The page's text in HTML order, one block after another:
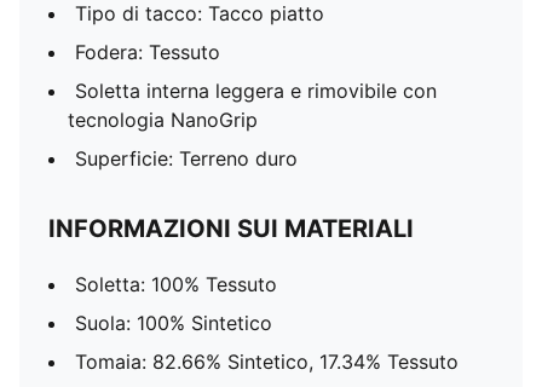
Tipo di tacco: Tacco piatto
Fodera: Tessuto
Soletta interna leggera e rimovibile con
tecnologia NanoGrip
Superficie: Terreno duro
INFORMAZIONI SUI MATERIALI
Soletta: 100% Tessuto
Suola: 100% Sintetico
Tomaia: 82.66% Sintetico, 17.34% Tessuto